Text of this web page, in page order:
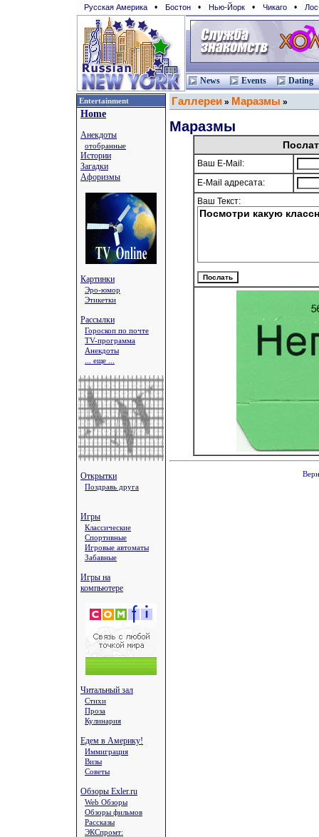
Русская Америка • Бостон • Нью-Йорк • Чикаго •
News Events Dating
Entertainment
Home
Анекдоты
отобранные
Истории
Загадки
Афоризмы
Картинки
Эро-юмор
Этикетки
Рассылки
Гороскоп по почте
TV-программа
Анекдоты
... еще ...
Открытки
Поздравь друга
Игры
Классические
Спортивные
Игровые автоматы
Забавные
Игры на
компьютере
Читальный зал
Стихи
Проза
Кулинария
Едем в Америку!
Иммиграция
Визы
Советы
Обзоры Exler.ru
Web Обзоры
Обзоры фильмов
Рассказы
ЭКСпромт:
Галлереи » Маразмы »
Маразмы
Ваш E-Mail:
E-Mail адресата:
Ваш Текст: